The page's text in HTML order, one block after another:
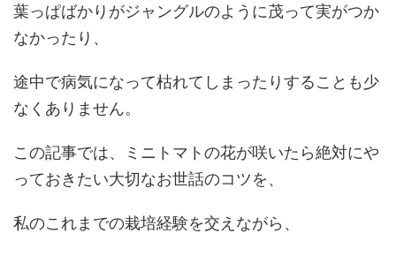
葉っぱばかりがジャングルのように茂って実がつか
なかったり、
途中で病気になって枯れてしまったりすることも少
なくありません。
この記事では、ミニトマトの花が咲いたら絶対にや
っておきたい大切なお世話のコツを、
私のこれまでの栽培経験を交えながら、